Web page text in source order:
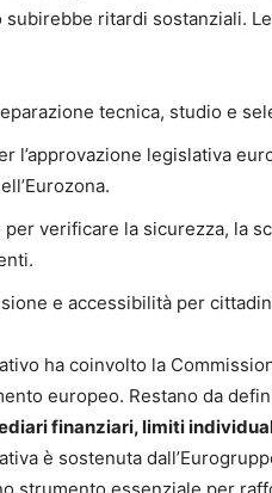
subirebbe ritardi sostanziali.
tecnica, studio e
l’approvazione legislativa
verificare la sicurezza, la
e accessibilità per
ha coinvolto la
europeo. Restano da
finanziari, limiti
è sostenuta